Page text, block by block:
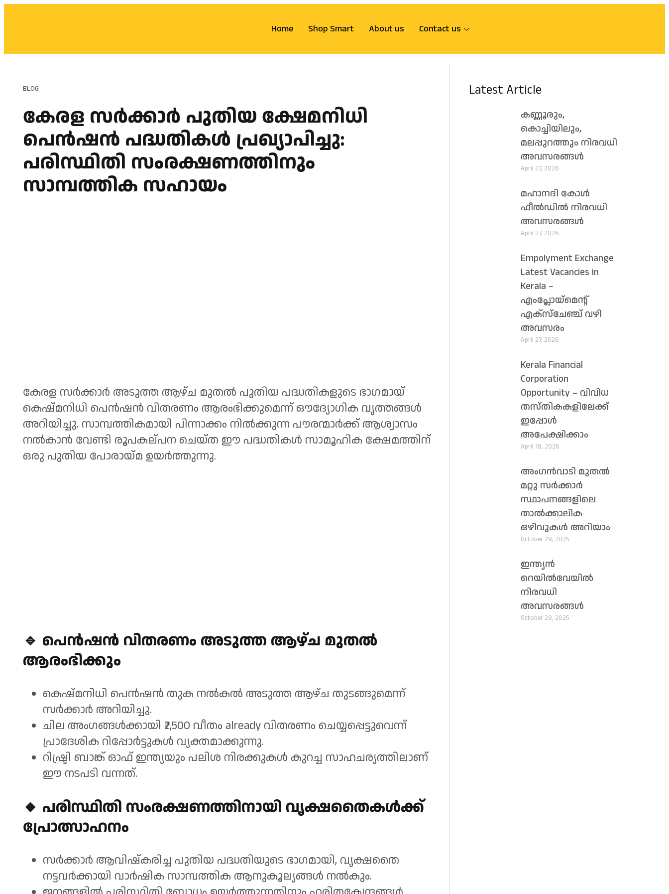
Home Shop Smart About us Contact us
BLOG
കേരള സർക്കാർ പുതിയ ക്ഷേമനിധി
പെൻഷൻ പദ്ധതികൾ പ്രഖ്യാപിച്ചു:
പരിസ്ഥിതി സംരക്ഷണത്തിനും
സാമ്പത്തിക സഹായം
കേരള സർക്കാർ അടുത്ത ആഴ്ച മുതൽ പുതിയ പദ്ധതികളുടെ ഭാഗമായ്
കെഷ്മനിധി പെൻഷൻ വിതരണം ആരംഭിക്കുമെന്ന് ഔദ്യോഗിക വൃത്തങ്ങൾ
അറിയിച്ചു. സാമ്പത്തികമായി പിന്നാക്കം നിൽക്കുന്ന പൗരന്മാർക്ക് ആശ്വാസം
നൽകാൻ വേണ്ടി രൂപകല്പന ചെയ്ത ഈ പദ്ധതികൾ സാമൂഹിക ക്ഷേമത്തിന്
ഒരു പുതിയ പോരായ്മ ഉയർത്തുന്നു.
🔹 പെൻഷൻ വിതരണം അടുത്ത ആഴ്ച മുതൽ
ആരംഭിക്കും
കെഷ്മനിധി പെൻഷൻ തുക നൽകൽ അടുത്ത ആഴ്ച തുടങ്ങുമെന്ന്
സർക്കാർ അറിയിച്ചു.
ചില അംഗങ്ങൾക്കായി ₹2,500 വീതം already വിതരണം ചെയ്യപ്പെട്ടുവെന്ന്
പ്രാദേശിക റിപ്പോർട്ടുകൾ വ്യക്തമാക്കുന്നു.
റിഷ്ട്രി ബാങ്ക് ഓഫ് ഇന്ത്യയും പലിശ നിരക്കുകൾ കുറച്ച സാഹചര്യത്തിലാണ്
ഈ നടപടി വന്നത്.
🔹 പരിസ്ഥിതി സംരക്ഷണത്തിനായി വൃക്ഷതൈകൾക്ക്
പ്രോത്സാഹനം
സർക്കാർ ആവിഷ്കരിച്ച പുതിയ പദ്ധതിയുടെ ഭാഗമായി, വൃക്ഷതൈ
നട്ടവർക്കായി വാർഷിക സാമ്പത്തിക ആനുകൂല്യങ്ങൾ നൽകും.
Latest Article
കണ്ണൂരും,
കൊച്ചിയിലും,
മലപ്പുറത്തും നിരവധി
അവസരങ്ങൾ
April 27, 2026
മഹാനദി കോൾ
ഫീൽഡിൽ നിരവധി
അവസരങ്ങൾ
April 27, 2026
Empolyment Exchange
Latest Vacancies in
Kerala –
എംപ്ലോയ്‌മെന്റ്
എക്സ്ചേഞ്ച് വഴി
അവസരം
April 27, 2026
Kerala Financial
Corporation
Opportunity – വിവിധ
തസ്തികകളിലേക്ക്
ഇപ്പോൾ
അപേക്ഷിക്കാം
April 18, 2026
അംഗൻവാടി മുതൽ
മറ്റു സർക്കാർ
സ്ഥാപനങ്ങളിലെ
താൽക്കാലിക
ഒഴിവുകൾ അറിയാം
October 29, 2025
ഇന്ത്യൻ
റെയിൽവേയിൽ
നിരവധി
അവസരങ്ങൾ
October 29, 2025